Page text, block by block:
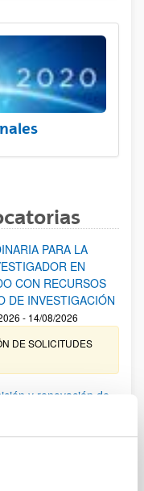
PARA LA
EN
CON RECURSOS
DE INVESTIGACIÓN
- 14/08/2026
DE SOLICITUDES
y renovación de
en la
provisional de